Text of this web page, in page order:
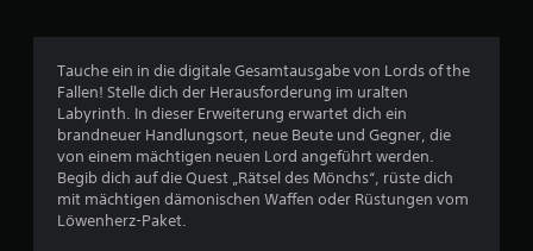
0
5
5
6
Tauche ein in die digitale Gesamtausgabe von Lords of the
Fallen! Stelle dich der Herausforderung im uralten
Labyrinth. In dieser Erweiterung erwartet dich ein
brandneuer Handlungsort, neue Beute und Gegner, die
von einem mächtigen neuen Lord angeführt werden.
Begib dich auf die Quest „Rätsel des Mönchs“, rüste dich
mit mächtigen dämonischen Waffen oder Rüstungen vom
Löwenherz-Paket.